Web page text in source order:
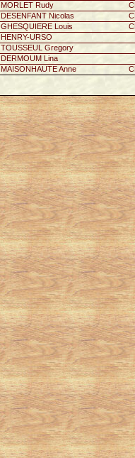
MORLET Rudy
DESENFANT Nicolas
GHESQUIERE Louis
HENRY-URSO
TOUSSEUL Gregory
DERMOUM Lina
MAISONHAUTE Anne